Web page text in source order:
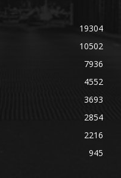
19304
10502
7936
4552
3693
2854
2216
945